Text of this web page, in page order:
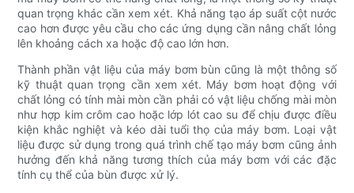
quan trọng khác cần xem xét. Khả năng tạo áp suất cột nước
cao hơn được yêu cầu cho các ứng dụng cần nâng chất lỏng
lên khoảng cách xa hoặc độ cao lớn hơn.
Thành phần vật liệu của máy bơm bùn cũng là một thông số
kỹ thuật quan trọng cần xem xét. Máy bơm hoạt động với
chất lỏng có tính mài mòn cần phải có vật liệu chống mài mòn
như hợp kim crôm cao hoặc lớp lót cao su để chịu được điều
kiện khắc nghiệt và kéo dài tuổi thọ của máy bơm. Loại vật
liệu được sử dụng trong quá trình chế tạo máy bơm cũng ảnh
hưởng đến khả năng tương thích của máy bơm với các đặc
tính cụ thể của bùn được xử lý.